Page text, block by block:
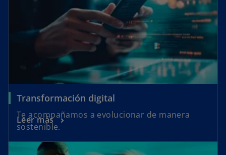
Transformación digital
Te acompañamos a evolucionar de manera
sostenible.
Leer más